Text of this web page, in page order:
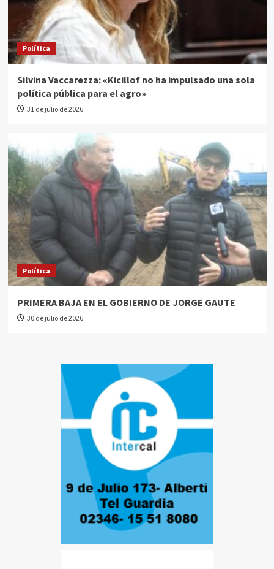
Política
Silvina Vaccarezza: «Kicillof no ha impulsado una sola
política pública para el agro»
31 de julio de 2026
Política
PRIMERA BAJA EN EL GOBIERNO DE JORGE GAUTE
30 de julio de 2026